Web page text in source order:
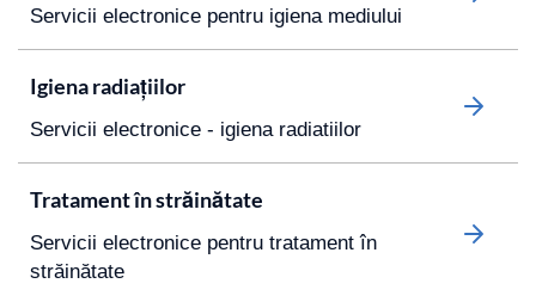
Servicii electronice pentru igiena mediului
Igiena radiațiilor
Servicii electronice - igiena radiatiilor
Tratament în străinătate
Servicii electronice pentru tratament în
străinătate